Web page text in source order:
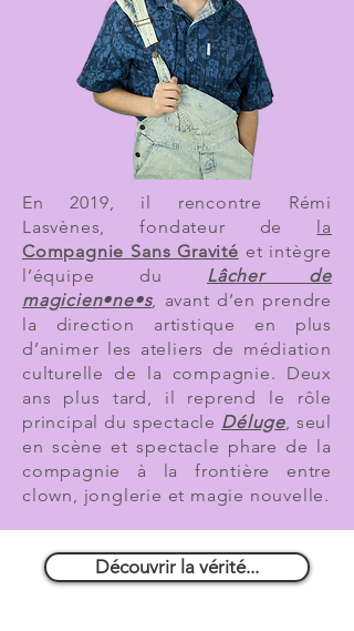
En 2019, il rencontre Rémi
Lasvènes, fondateur de la
Compagnie Sans Gravité et intègre
l’équipe du Lâcher de
magicien•ne•s, avant d’en prendre
la direction artistique en plus
d’animer les ateliers de médiation
culturelle de la compagnie. Deux
ans plus tard, il reprend le rôle
principal du spectacle Déluge, seul
en scène et spectacle phare de la
compagnie à la frontière entre
clown, jonglerie et magie nouvelle.
Découvrir la vérité...